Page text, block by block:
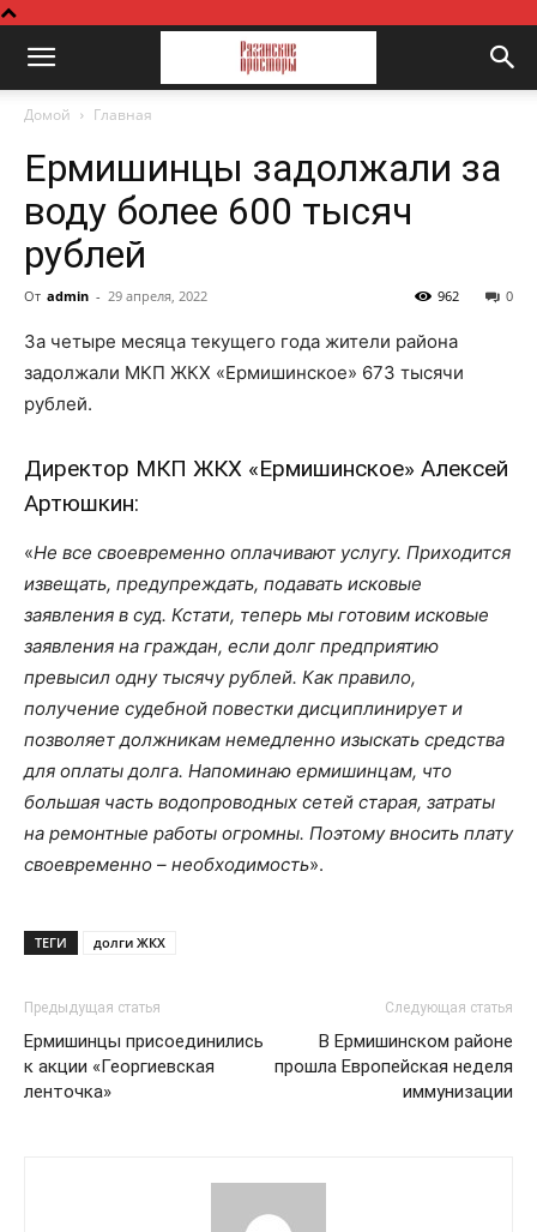
Домой Главная
Ермишинцы задолжали за
воду более 600 тысяч
рублей
От admin - 29 апреля, 2022 0
962
За четыре месяца текущего года жители района
задолжали МКП ЖКХ «Ермишинское» 673 тысячи
рублей.
Директор МКП ЖКХ «Ермишинское» Алексей
Артюшкин:
«Не все своевременно оплачивают услугу. Приходится
извещать, предупреждать, подавать исковые
заявления в суд. Кстати, теперь мы готовим исковые
заявления на граждан, если долг предприятию
превысил одну тысячу рублей. Как правило,
получение судебной повестки дисциплинирует и
позволяет должникам немедленно изыскать средства
для оплаты долга. Напоминаю ермишинцам, что
большая часть водопроводных сетей старая, затраты
на ремонтные работы огромны. Поэтому вносить плату
своевременно – необходимость».
ТЕГИ долги ЖКХ
Предыдущая статья
Ермишинцы присоединились
к акции «Георгиевская
ленточка»
Следующая статья
В Ермишинском районе
прошла Европейская неделя
иммунизации